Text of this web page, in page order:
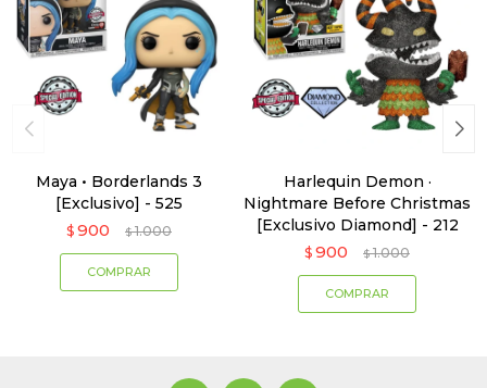
Maya • Borderlands 3
[Exclusivo] - 525
$ 900 $ 1.000
Harlequin Demon ·
Nightmare Before Christmas
[Exclusivo Diamond] - 212
$ 900 $ 1.000